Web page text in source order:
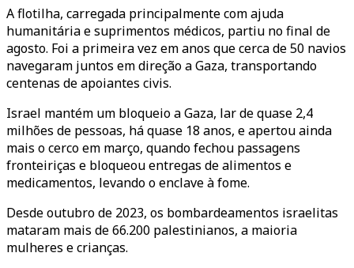
A flotilha, carregada principalmente com ajuda
humanitária e suprimentos médicos, partiu no final de
agosto. Foi a primeira vez em anos que cerca de 50 navios
navegaram juntos em direção a Gaza, transportando
centenas de apoiantes civis.
Israel mantém um bloqueio a Gaza, lar de quase 2,4
milhões de pessoas, há quase 18 anos, e apertou ainda
mais o cerco em março, quando fechou passagens
fronteiriças e bloqueou entregas de alimentos e
medicamentos, levando o enclave à fome.
Desde outubro de 2023, os bombardeamentos israelitas
mataram mais de 66.200 palestinianos, a maioria
mulheres e crianças.